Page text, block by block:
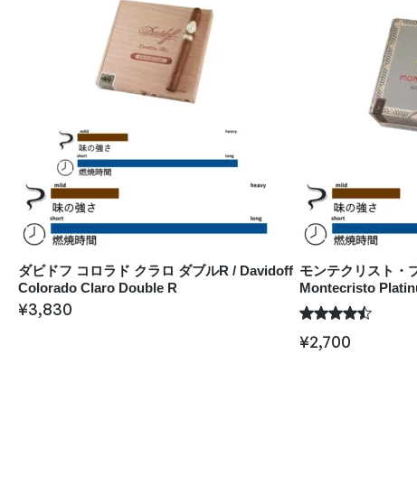
ダビドフ コロラド クラロ ダブルR / Davidoff
Colorado Claro Double R
¥3,830
モンテクリスト・
Montecristo
¥2,700